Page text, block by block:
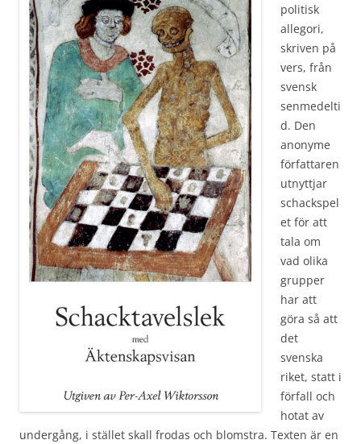
politisk
allegori,
skriven på
vers, från
svensk
senmedelti
d. Den
anonyme
författaren
utnyttjar
schackspel
et för att
tala om
vad olika
grupper
har att
göra så att
det
svenska
riket, statt i
förfall och
hotat av
undergång, i stället skall frodas och blomstra. Texten är en